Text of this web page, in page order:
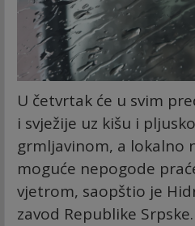
U četvrtak će u svim
i svježije uz kišu i
grmljavinom, a lokalno
moguće nepogode
vjetrom, saopštio je
zavod Republike Srpske.